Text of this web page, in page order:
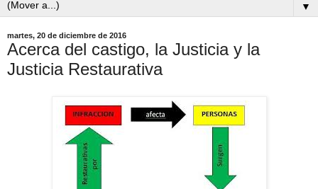
▼
martes, 20 de diciembre de 2016
Acerca del castigo, la Justicia y la
Justicia Restaurativa